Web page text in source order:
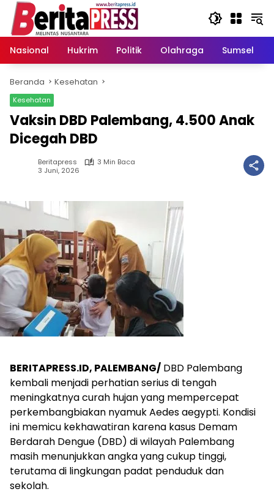
Langsung
konten
Nasional
Hukrim Politik Olahraga Sumsel
Beranda Kesehatan
Kesehatan
Vaksin DBD Palembang, 4.500 Anak
Dicegah DBD
Beritapress
3 Min Baca
3 Juni, 2026
BERITAPRESS.ID, PALEMBANG/ DBD Palembang
kembali menjadi perhatian serius di tengah
meningkatnya curah hujan yang mempercepat
perkembangbiakan nyamuk Aedes aegypti. Kondisi
ini memicu kekhawatiran karena kasus Demam
Berdarah Dengue (DBD) di wilayah Palembang
masih menunjukkan angka yang cukup tinggi,
terutama di lingkungan padat penduduk dan
sekolah.